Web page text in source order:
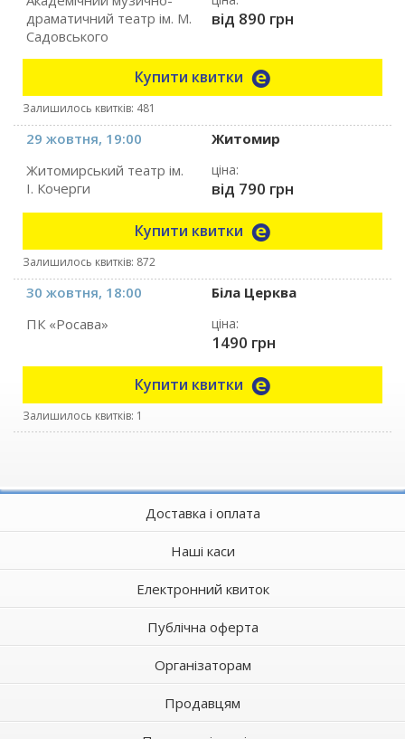
драматичний театр ім. М.
Садовського
від 890 грн
Купити квитки
Залишилось квитків: 481
29 жовтня, 19:00
Житомир
Житомирський театр ім.
І. Кочерги
ціна:
від 790 грн
Купити квитки
Залишилось квитків: 872
30 жовтня, 18:00
Біла Церква
ПК «Росава»
ціна:
1490 грн
Купити квитки
Залишилось квитків: 1
Доставка і оплата
Наші каси
Електронний квиток
Публічна оферта
Організаторам
Продавцям